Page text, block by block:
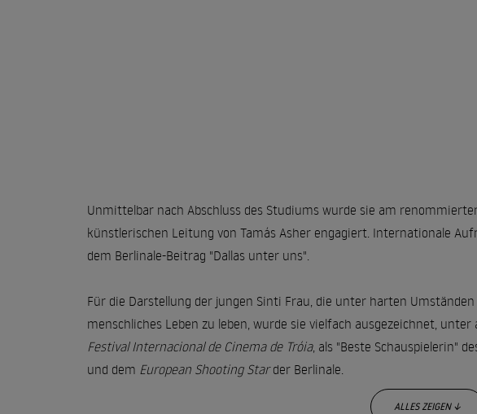
Unmittelbar nach Abschluss des Studiums wurde sie am
künstlerischen Leitung von Tamás Asher engagiert. Internationale
dem Berlinale-Beitrag "Dallas unter uns".
Für die Darstellung der jungen Sinti Frau, die unter harten
menschliches Leben zu leben, wurde sie vielfach ausgezeichnet,
Festival Internacional de Cinema de Tróia, als "Beste Schauspielerin"
und dem European Shooting Starder Berlinale.
ALLES ZEIGEN ↓